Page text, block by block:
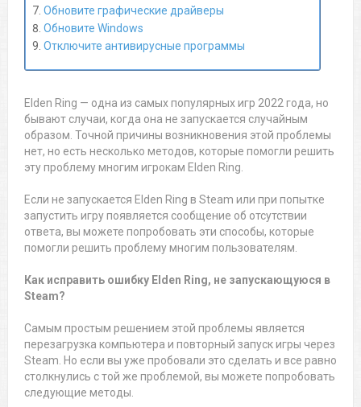
Обновите графические драйверы
Обновите Windows
Отключите антивирусные программы
Elden Ring — одна из самых популярных игр 2022 года, но
бывают случаи, когда она не запускается случайным
образом. Точной причины возникновения этой проблемы
нет, но есть несколько методов, которые помогли решить
эту проблему многим игрокам Elden Ring.
Если не запускается Elden Ring в Steam или при попытке
запустить игру появляется сообщение об отсутствии
ответа, вы можете попробовать эти способы, которые
помогли решить проблему многим пользователям.
Как исправить ошибку Elden Ring, не запускающуюся в
Steam?
Самым простым решением этой проблемы является
перезагрузка компьютера и повторный запуск игры через
Steam. Но если вы уже пробовали это сделать и все равно
столкнулись с той же проблемой, вы можете попробовать
следующие методы.